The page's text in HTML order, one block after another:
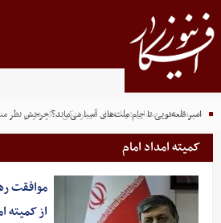
شنیده شدن صدای دو انفجار در نزدیکی تنگه هرمز
امیر قلعه‌نویی تا جام ملت‌های آسیا می‌ماند؟ چرخش نظر
کمیته امداد امام
موافقت
از کمیته